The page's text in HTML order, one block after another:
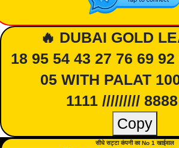
🔥 DUBAI GOLD
18 95 54 43 27 76 69
05 WITH PALAT
1111 /////////
Copy
सीधे सट्टा कंपनी का No 1 खाईवाल